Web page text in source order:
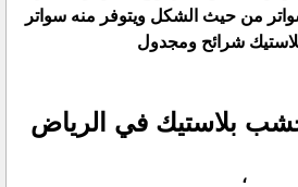
من حيث الشكل ويتوفر منه سواتر
شرائح ومجدول
بلاستيك في الرياض
،